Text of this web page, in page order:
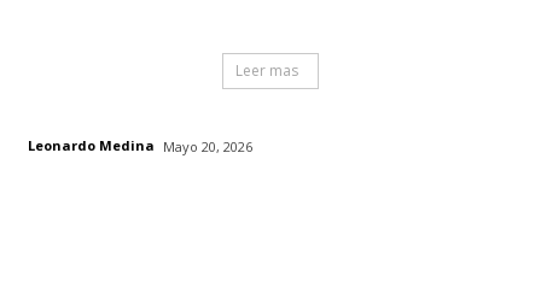
Leer mas
Leonardo Medina Mayo 20, 2026